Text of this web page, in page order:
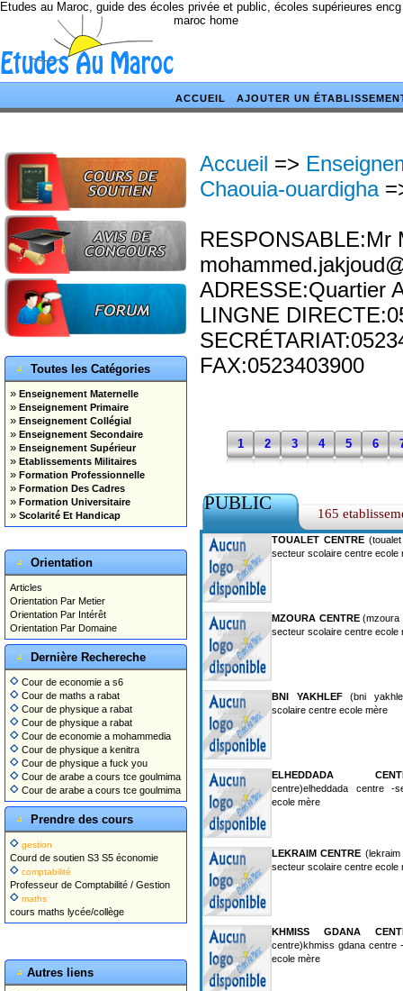
Etudes au Maroc, guide des écoles privée et public, écoles supérieures
maroc home
ACCUEIL AJOUTER UN
Toutes les Catégories
» Enseignement Maternelle
» Enseignement Primaire
» Enseignement Collégial
» Enseignement Secondaire
» Enseignement Supérieur
» Etablissements Militaires
» Formation Professionnelle
» Formation Des Cadres
» Formation Universitaire
» Scolarité Et Handicap
Orientation
Articles
Orientation Par Metier
Orientation Par Intérêt
Orientation Par Domaine
Dernière Rechereche
Cour de economie a s6
Cour de maths a rabat
Cour de physique a rabat
Cour de physique a rabat
Cour de economie a mohammedia
Cour de physique a kenitra
Cour de physique a fuck you
Cour de arabe a cours tce goulmima
Cour de arabe a cours tce goulmima
Prendre des cours
gestion
Courd de soutien S3 S5 économie
comptabilité
Professeur de Comptabilité / Gestion
maths
cours maths lycée/collège
Autres liens
Accueil =>
Chaouia-ouardigha
RESPONSABLE:Mr
ADRESSE:Quartier
LINGNE
FAX:0523403900
1 2 3 4 5 6
PUBLIC 165
TOUALET CENTRE(toualet
secteur scolaire centre ecole
MZOURA CENTRE(mzoura
secteur scolaire centre ecole
BNI YAKHLEF(bni
scolaire centre ecole mère
ELHEDDADA
centre)elheddada centre -
ecole mère
LEKRAIM CENTRE
secteur scolaire centre ecole
KHMISS GDANA
centre)khmiss gdana centre
ecole mère